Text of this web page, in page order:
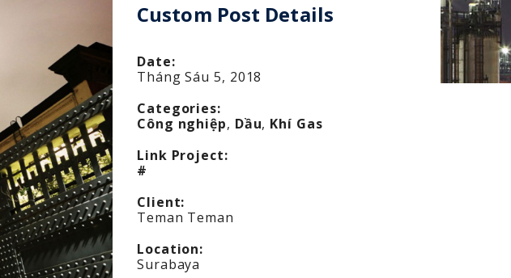
Custom Post Details
Date:
Tháng Sáu 5, 2018
Categories:
Công nghiệp, Dầu, Khí Gas
Link Project:
#
Client:
Teman Teman
Location:
Surabaya